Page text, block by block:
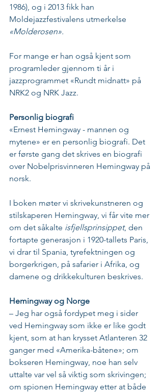
1986), og i 2013 fikk han
Moldejazzfestivalens utmerkelse
«Molderosen».
For mange er han også kjent som
programleder gjennom ti år i
jazzprogrammet «Rundt midnatt» på
NRK2 og NRK Jazz.
Personlig biografi
«Ernest Hemingway - mannen og
mytene» er en personlig biografi. Det
er første gang det skrives en biografi
over Nobelprisvinneren Hemingway på
norsk.
I boken møter vi skrivekunstneren og
stilskaperen Hemingway, vi får vite mer
om det såkalte isfjellsprinsippet, den
fortapte generasjon i 1920-tallets Paris,
vi drar til Spania, tyrefektningen og
borgerkrigen, på safarier i Afrika, og
damene og drikkekulturen beskrives.
Hemingway og Norge
– Jeg har også fordypet meg i sider
ved Hemingway som ikke er like godt
kjent, som at han krysset Atlanteren 32
ganger med «Amerika-båtene»; om
bokseren Hemingway, noe han selv
uttalte var vel så viktig som skrivingen;
om spionen Hemingway etter at både